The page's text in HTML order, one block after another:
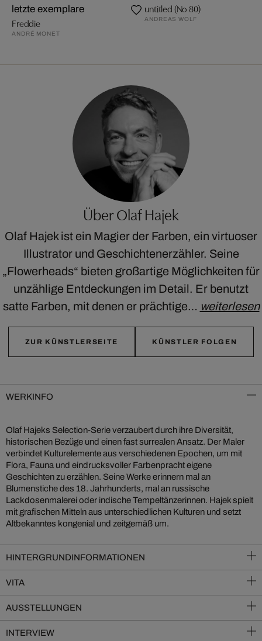
letzte exemplare
Freddie
ANDRÉ MONET
untitled (No 80)
ANDREAS WOLF
Über Olaf Hajek
Olaf Hajek ist ein Magier der Farben, ein virtuoser
Illustrator und Geschichtenerzähler. Seine
„Flowerheads“ bieten großartige Möglichkeiten für
unzählige Entdeckungen im Detail. Er benutzt
satte Farben, mit denen er prächtige… weiterlesen
ZUR KÜNSTLERSEITE KÜNSTLER FOLGEN
WERKINFO
Olaf Hajeks Selection-Serie verzaubert durch ihre Diversität,
historischen Bezüge und einen fast surrealen Ansatz. Der Maler
verbindet Kulturelemente aus verschiedenen Epochen, um mit
Flora, Fauna und eindrucksvoller Farbenpracht eigene
Geschichten zu erzählen. Seine Werke erinnern mal an
Blumenstiche des 18. Jahrhunderts, mal an russische
Lackdosenmalerei oder indische Tempeltänzerinnen. Hajek spielt
mit grafischen Mitteln aus unterschiedlichen Kulturen und setzt
Altbekanntes kongenial und zeitgemäß um.
HINTERGRUNDINFORMATIONEN
VITA
AUSSTELLUNGEN
INTERVIEW